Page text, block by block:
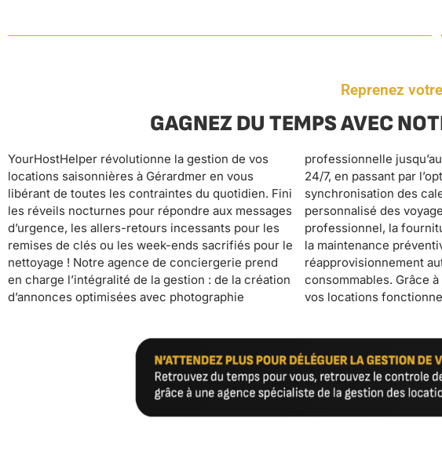
Reprenez
GAGNEZ DU TEMPS AVEC
YourHostHelper révolutionne la gestion de vos
locations saisonnières à Gérardmer en vous
libérant de toutes les contraintes du quotidien. Fini
les réveils nocturnes pour répondre aux messages
d’urgence, les allers-retours incessants pour les
remises de clés ou les week-ends sacrifiés pour le
nettoyage ! Notre agence de conciergerie prend
en charge l’intégralité de la gestion : de la création
d’annonces optimisées avec photographie
professionnelle jusqu’au service de conciergerie
24/7, en passant par l’optimisation des tarifs, la
synchronisation des calendriers, le suivi
personnalisé des voyageurs, le nettoyage
professionnel, la fourniture et l’entretien du linge,
la maintenance préventive et le
réapprovisionnement automatique des
consommables. Grâce à nos standards hôteliers,
vos locations fonctionnent en pilote automatique
tout en générant des revenus optimisés et des avis
excellents. Pendant que nous nous occupons de
tout, vous récupérez votre temps libre, réduisez
votre stress et profitez de revenus sécurisés.
YourHostHelper transforme votre investissement
locatif en source de revenus passive, vous
permettant enfin de vous concentrer sur ce qui